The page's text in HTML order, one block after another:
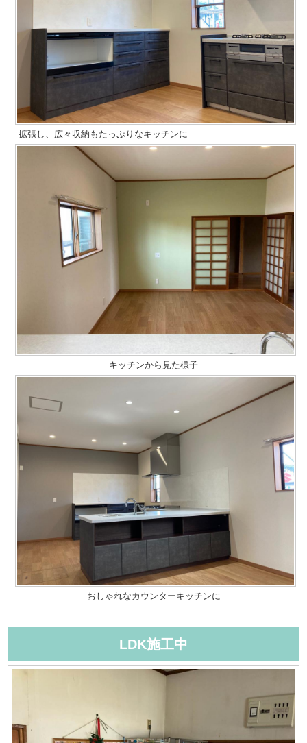
拡張し、広々収納もたっぷりなキッチンに
キッチンから見た様子
おしゃれなカウンターキッチンに
LDK施工中